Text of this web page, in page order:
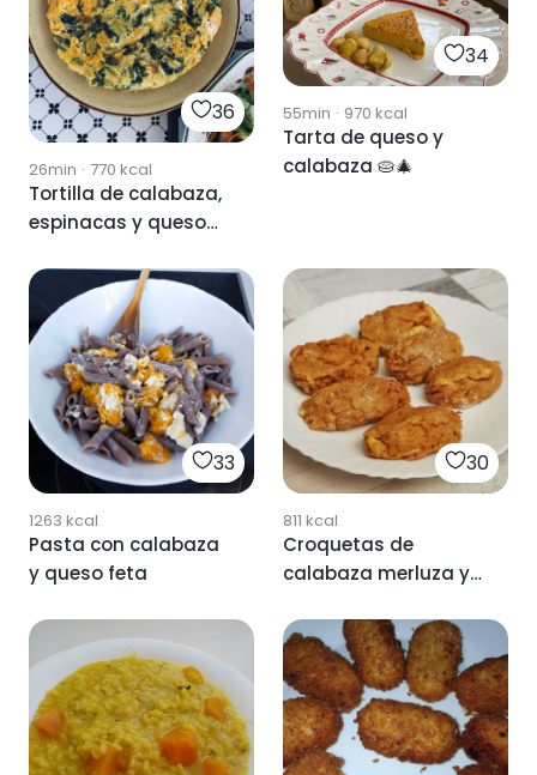
36
26min · 770 kcal
Tortilla de calabaza,
espinacas y queso
34
55min · 970 kcal
Tarta de queso y
calabaza 🥧🎄
33
1263 kcal
Pasta con calabaza
y queso feta
30
811 kcal
Croquetas de
calabaza merluza y